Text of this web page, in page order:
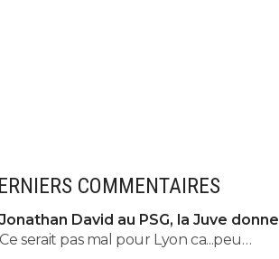
COMMENTAIRES
Jonathan David au PSG, la Juve donne
son accord
Ce serait pas mal pour Lyon ca...peu